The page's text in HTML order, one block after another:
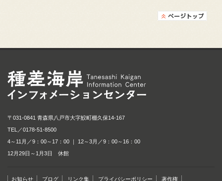
〒031-0841 青森県八戸市大字鮫町棚久保14-167
TEL／0178-51-8500
4～11月／9：00～17：00 ｜ 12～3月／9：00～16：00
12月29日～1月3日 休館
お知らせ ブログ リンク集 プライバシーポリシー 著作権